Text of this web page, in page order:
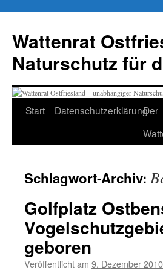
springen
Wattenrat
Naturschutz für
Start DatenschutzerklärungDer
Schlagwort-Archiv:
Golfplatz
geboren
Veröffentlicht am 9. Dezember 2010